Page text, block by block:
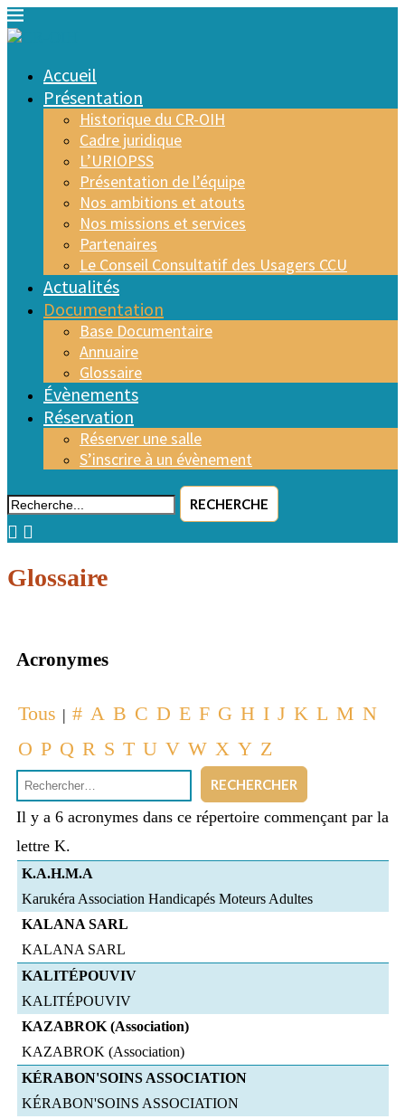
Accueil
Présentation
Historique du CR-OIH
Cadre juridique
L’URIOPSS
Présentation de l’équipe
Nos ambitions et atouts
Nos missions et services
Partenaires
Le Conseil Consultatif des Usagers CCU
Actualités
Documentation
Base Documentaire
Annuaire
Glossaire
Évènements
Réservation
Réserver une salle
S’inscrire à un évènement
RECHERCHE
Glossaire
Acronymes
Tous | # A B C D E F G H I J K L M N
O P Q R S T U V W X Y Z
Il y a 6 acronymes dans ce répertoire commençant par la
lettre K.
K.A.H.M.A
Karukéra Association Handicapés Moteurs Adultes
KALANA SARL
KALANA SARL
KALITÉPOUVIV
KALITÉPOUVIV
KAZABROK (Association)
KAZABROK (Association)
KÉRABON'SOINS ASSOCIATION
KÉRABON'SOINS ASSOCIATION